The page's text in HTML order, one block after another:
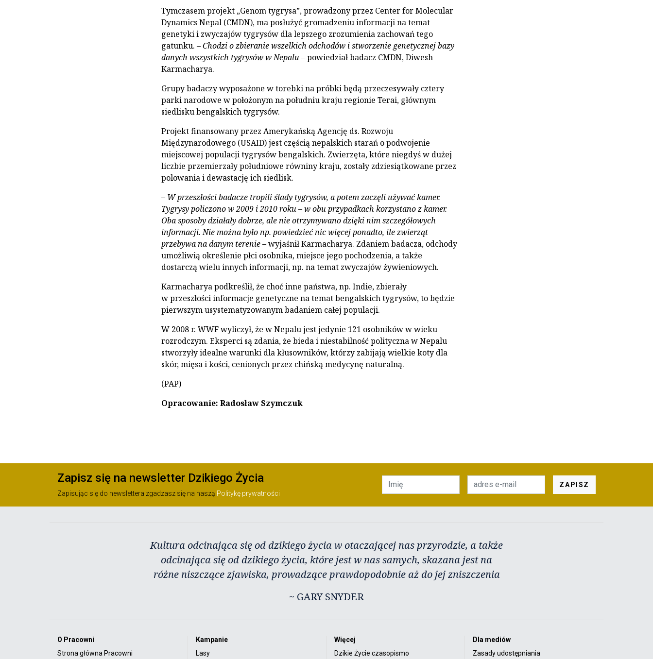
Tymczasem projekt „Genom tygrysa”, prowadzony przez Center for Molecular
Dynamics Nepal (CMDN), ma posłużyć gromadzeniu informacji na temat
genetyki i zwyczajów tygrysów dla lepszego zrozumienia zachowań tego
gatunku. –Chodzi o zbieranie wszelkich odchodów i stworzenie genetycznej bazy
danych wszystkich tygrysów w Nepalu– powiedział badacz CMDN, Diwesh
Karmacharya.
Grupy badaczy wyposażone w torebki na próbki będą przeczesywały cztery
parki narodowe w położonym na południu kraju regionie Terai, głównym
siedlisku bengalskich tygrysów.
Projekt finansowany przez Amerykańską Agencję ds. Rozwoju
Międzynarodowego (USAID) jest częścią nepalskich starań o podwojenie
miejscowej populacji tygrysów bengalskich. Zwierzęta, które niegdyś w dużej
liczbie przemierzały południowe równiny kraju, zostały zdziesiątkowane przez
polowania i dewastację ich siedlisk.
– W przeszłości badacze tropili ślady tygrysów, a potem zaczęli używać kamer.
Tygrysy policzono w 2009 i 2010 roku – w obu przypadkach korzystano z kamer.
Oba sposoby działały dobrze, ale nie otrzymywano dzięki nim szczegółowych
informacji. Nie można było np. powiedzieć nic więcej ponadto, ile zwierząt
przebywa na danym terenie– wyjaśnił Karmacharya. Zdaniem badacza, odchody
umożliwią określenie płci osobnika, miejsce jego pochodzenia, a także
dostarczą wielu innych informacji, np. na temat zwyczajów żywieniowych.
Karmacharya podkreślił, że choć inne państwa, np. Indie, zbierały
w przeszłości informacje genetyczne na temat bengalskich tygrysów, to będzie
pierwszym usystematyzowanym badaniem całej populacji.
W 2008 r. WWF wyliczył, że w Nepalu jest jedynie 121 osobników w wieku
rozrodczym. Eksperci są zdania, że bieda i niestabilność polityczna w Nepalu
stworzyły idealne warunki dla kłusowników, którzy zabijają wielkie koty dla
skór, mięsa i kości, cenionych przez chińską medycynę naturalną.
(PAP)
Opracowanie: Radosław Szymczuk
Zapisz się na newsletter Dzikiego Życia
Zapisując się do newslettera zgadzasz się na naszą Politykę prywatności
ZAPISZ
Kultura odcinająca się od dzikiego życia w otaczającej nas przyrodzie, a także
odcinająca się od dzikiego życia, które jest w nas samych, skazana jest na
różne niszczące zjawiska, prowadzące prawdopodobnie aż do jej zniszczenia
~ GARY SNYDER
O Pracowni
Strona główna Pracowni
Kampanie
Lasy
Więcej
Dzikie Życie czasopismo
Dla mediów
Zasady udostępniania